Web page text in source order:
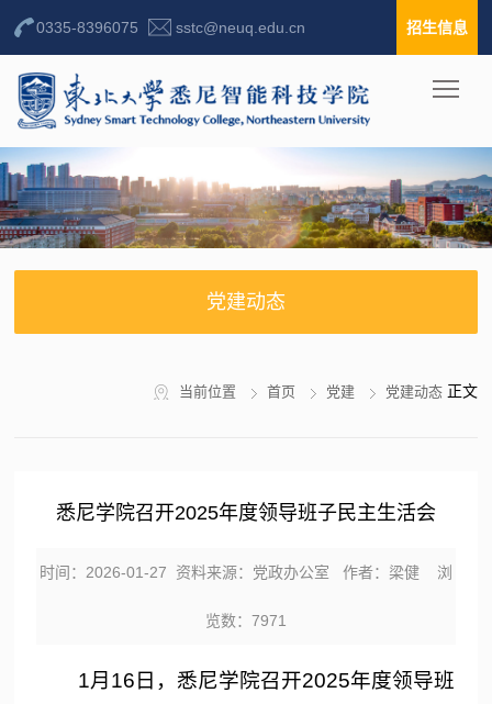
0335-8396075 sstc@neuq.edu.cn 招生信息
党建动态
当前位置 首页 党建 党建动态正文
悉尼学院召开2025年度领导班子民主生活会
时间：2026-01-27 资料来源：党政办公室 作者：梁健 浏
览数： 7971
1月16日，悉尼学院召开2025年度领导班